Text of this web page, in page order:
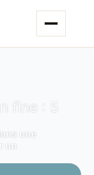
fine : 5
une
un